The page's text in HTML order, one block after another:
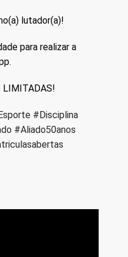
lutador(a)!
para realizar a
LIMITADAS!
#Disciplina
#Aliado50anos